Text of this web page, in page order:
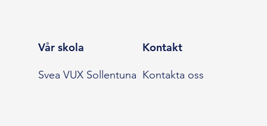
Vår skola
Svea VUX Sollentuna
Kontakt
Kontakta oss